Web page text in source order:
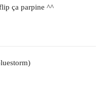
ça parpine ^^